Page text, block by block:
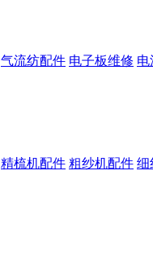
气流纺配件 电子板维修 电
精梳机配件 粗纱机配件 细